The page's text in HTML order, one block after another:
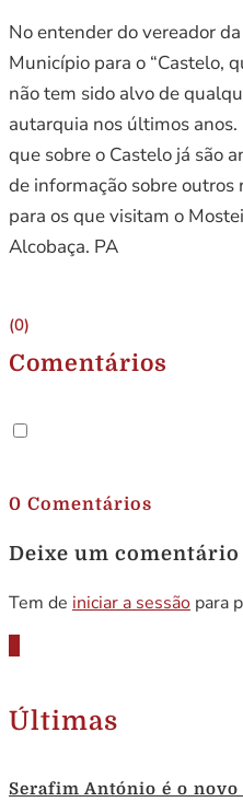
No entender do vereador
Município para o “Castelo,
não tem sido alvo de
autarquia nos últimos
que sobre o Castelo já são
de informação sobre
para os que visitam o
Alcobaça. PA
(0)
Comentários
0 Comentários
Deixe um comentário
Tem de iniciar a sessão para
Últimas
Serafim António é o